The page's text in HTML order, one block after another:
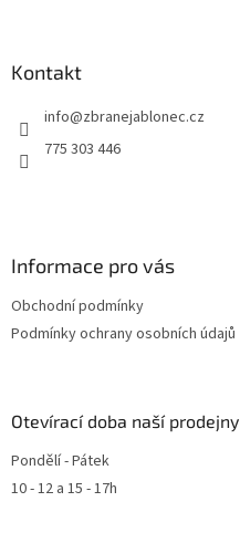
Kontakt
info@zbranejablonec.cz
775 303 446
Informace pro vás
Obchodní podmínky
Podmínky ochrany osobních údajů
Otevírací doba naší prodejny
Pondělí - Pátek
10 - 12 a 15 - 17h